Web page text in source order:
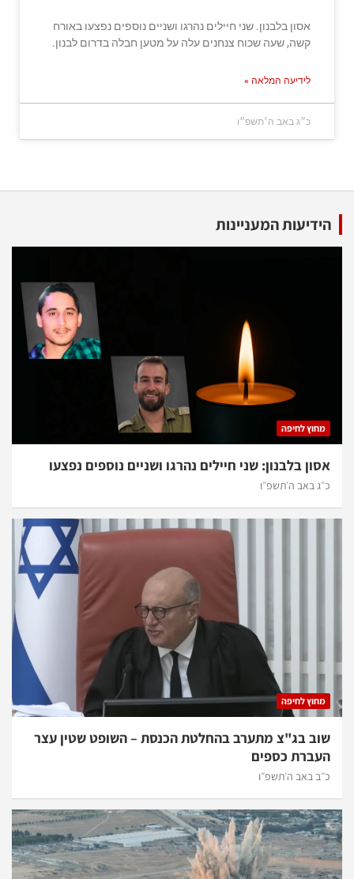
אסון בלבנון. שני חיילים נהרגו ושניים נוספים נפצעו באורח
קשה, שעה שכוח צנחנים עלה על מטען חבלה בדרום לבנון.
לידיעה המלאה »
כ״ג באב ה׳תשפ״ו
הידיעות המעניינות
מחוץ לחיפה
אסון בלבנון: שני חיילים נהרגו ושניים נוספים נפצעו
כ״ג באב ה׳תשפ״ו
מחוץ לחיפה
שוב בג"צ מתערב בהחלטת הכנסת – השופט שטין עצר
העברת כספים
כ״ב באב ה׳תשפ״ו